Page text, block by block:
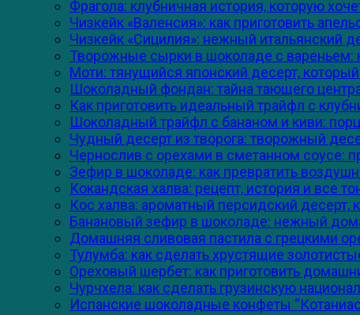
Фрагола: клубничная история, которую
Чизкейк «Валенсия»: как приготовить
Чизкейк «Сицилия»: нежный итальянский
Творожные сырки в шоколаде с вареньем:
Моти: тянущийся японский десерт,
Шоколадный фондан: тайна тающего
Как приготовить идеальный трайфл с
Шоколадный трайфл с бананом и киви:
Чудный десерт из творога: творожный
Чернослив с орехами в сметанном соусе:
Зефир в шоколаде: как превратить
Кокандская халва: рецепт, история и все
Кос халва: ароматный персидский десерт,
Банановый зефир в шоколаде: нежный
Домашняя сливовая пастила с грецкими
Тулумба: как сделать хрустящие
Ореховый шербет: как приготовить
Чурчхела: как сделать грузинскую
Испанские шоколадные конфеты